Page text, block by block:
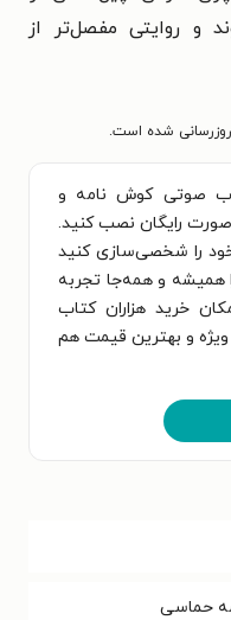
و روایتی مفصل‌تر از
صوتی کوش نامه و
رایگان نصب کنید.
را شخصی‌سازی کنید
همیشه و همه‌جا تجربه
خرید هزاران کتاب
و بهترین قیمت هم
حماسی